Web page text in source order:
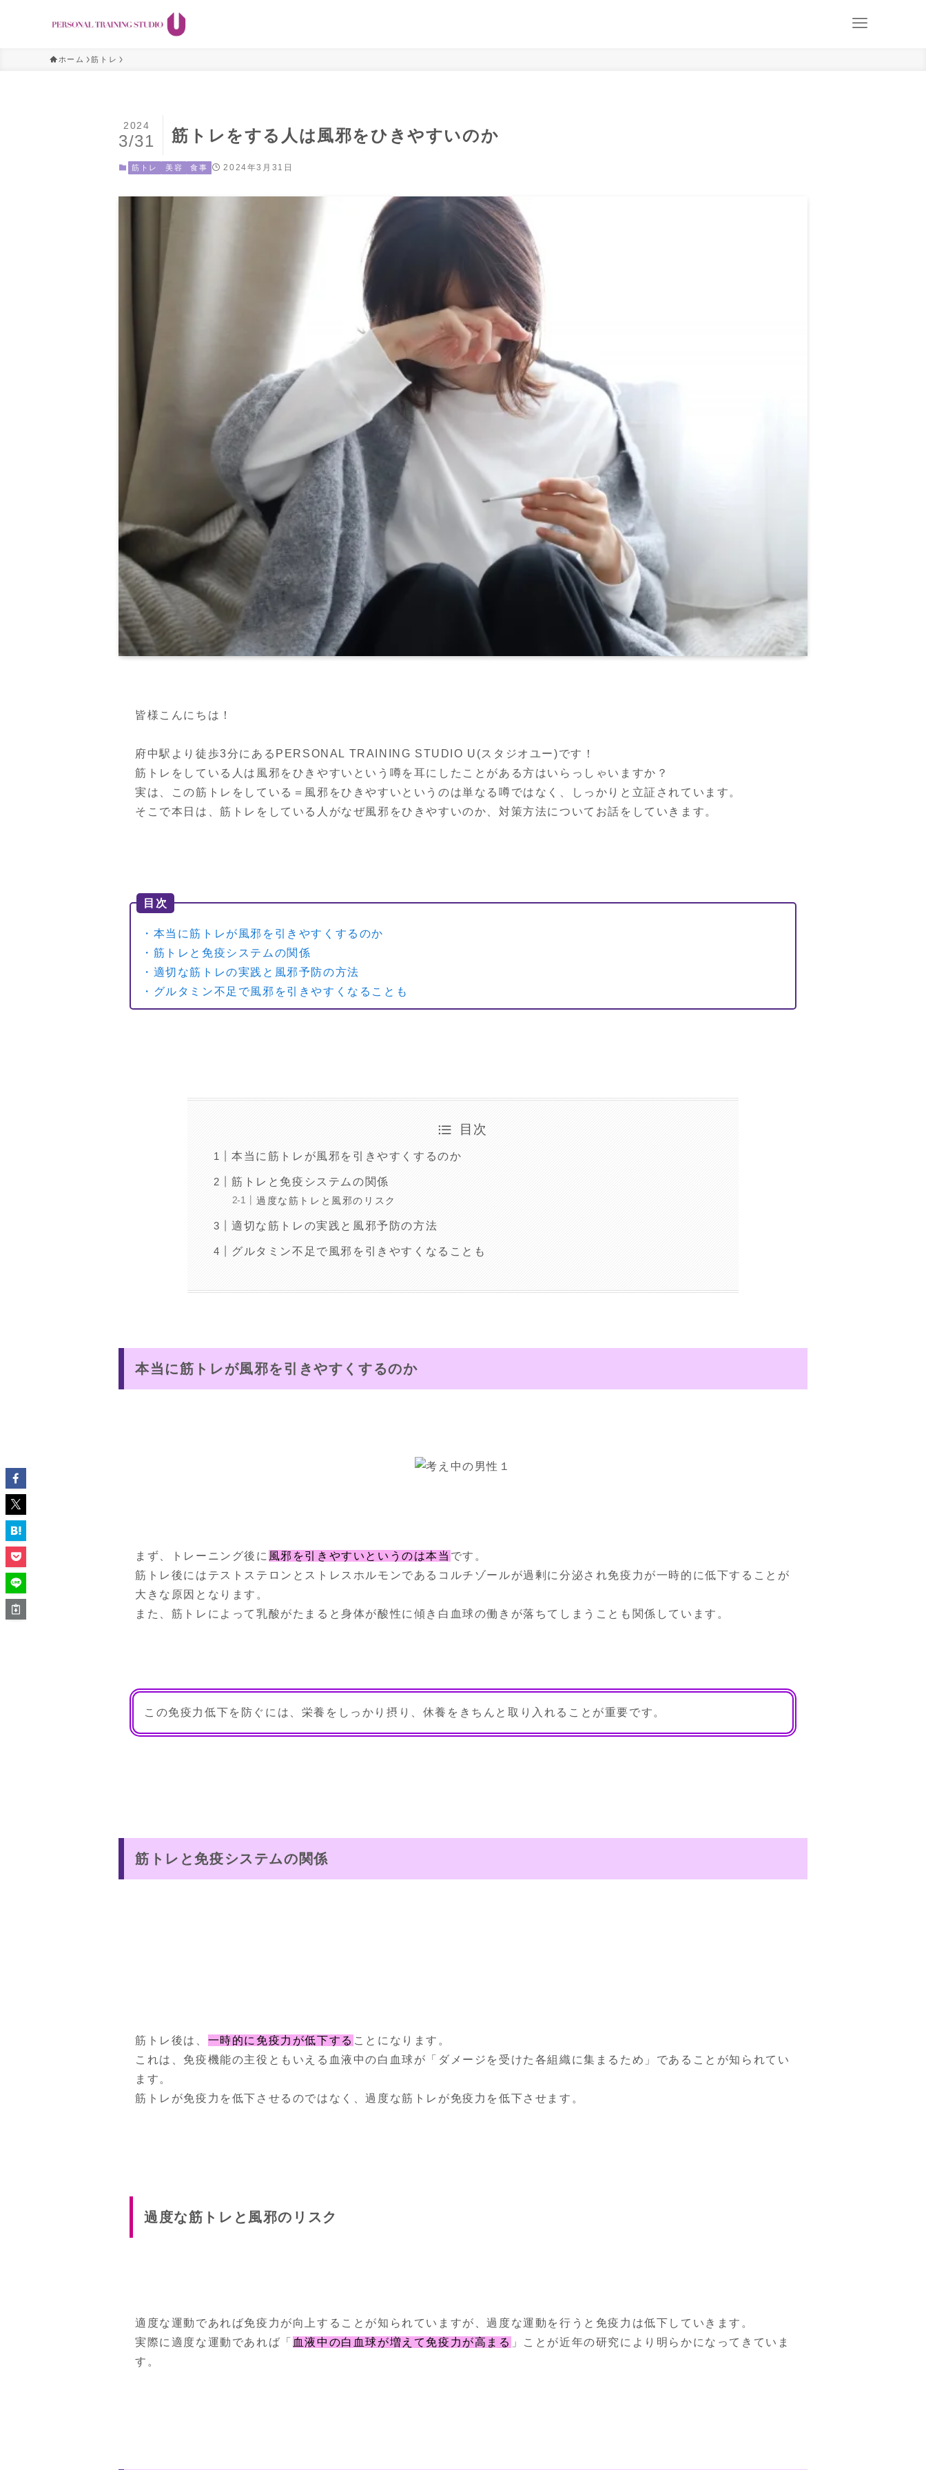
ホーム 筋トレ
筋トレをする人は風邪をひきやすいのか
2024
3/31
筋トレ 美容 食事 2024年3月31日
皆様こんにちは！
府中駅より徒歩3分にあるPERSONAL TRAINING STUDIO U(スタジオユー)です！
筋トレをしている人は風邪をひきやすいという噂を耳にしたことがある方はいらっしゃいますか？
実は、この筋トレをしている＝風邪をひきやすいというのは単なる噂ではなく、しっかりと立証されています。
そこで本日は、筋トレをしている人がなぜ風邪をひきやすいのか、対策方法についてお話をしていきます。
目次
・本当に筋トレが風邪を引きやすくするのか
・筋トレと免疫システムの関係
・適切な筋トレの実践と風邪予防の方法
・グルタミン不足で風邪を引きやすくなることも
目次
本当に筋トレが風邪を引きやすくするのか
筋トレと免疫システムの関係
過度な筋トレと風邪のリスク
適切な筋トレの実践と風邪予防の方法
グルタミン不足で風邪を引きやすくなることも
本当に筋トレが風邪を引きやすくするのか
まず、トレーニング後に 風邪を引きやすいというのは本当 です。
筋トレ後にはテストステロンとストレスホルモンであるコルチゾールが過剰に分泌され免疫力が一時的に低下することが
大きな原因となります。
また、筋トレによって乳酸がたまると身体が酸性に傾き白血球の働きが落ちてしまうことも関係しています。
この免疫力低下を防ぐには、栄養をしっかり摂り、休養をきちんと取り入れることが重要です。
筋トレと免疫システムの関係
筋トレ後は、 一時的に免疫力が低下する ことになります。
これは、免疫機能の主役ともいえる血液中の白血球が「ダメージを受けた各組織に集まるため」であることが知られてい
ます。
筋トレが免疫力を低下させるのではなく、過度な筋トレが免疫力を低下させます。
過度な筋トレと風邪のリスク
適度な運動であれば免疫力が向上することが知られていますが、過度な運動を行うと免疫力は低下していきます。
実際に適度な運動であれば「 血液中の白血球が増えて免疫力が高まる 」ことが近年の研究により明らかになってきていま
す。